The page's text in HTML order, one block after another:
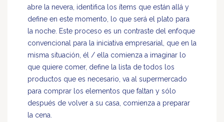
abre la nevera, identifica los ítems que están allá y
define en este momento, lo que será el plato para
la noche. Este proceso es un contraste del enfoque
convencional para la iniciativa empresarial, que en la
misma situación, él / ella comienza a imaginar lo
que quiere comer, define la lista de todos los
productos que es necesario, va al supermercado
para comprar los elementos que faltan y sólo
después de volver a su casa, comienza a preparar
la cena.